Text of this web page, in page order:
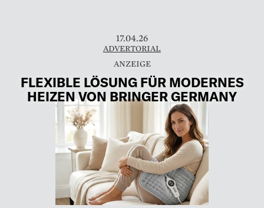
17.04.26
ADVERTORIAL
FLEXIBLE LÖSUNG FÜR MODERNES
HEIZEN VON BRINGER GERMANY